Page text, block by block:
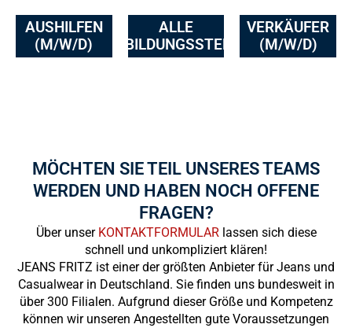
AUSHILFEN
(M/W/D)
ALLE
AUSBILDUNGSSTELLEN
VERKÄUFER
(M/W/D)
MÖCHTEN SIE TEIL UNSERES TEAMS
WERDEN UND HABEN NOCH OFFENE
FRAGEN?
Über unser KONTAKTFORMULARlassen sich diese
schnell und unkompliziert klären!
JEANS FRITZ ist einer der größten Anbieter für Jeans und
Casualwear in Deutschland. Sie finden uns bundesweit in
über 300 Filialen. Aufgrund dieser Größe und Kompetenz
können wir unseren Angestellten gute Voraussetzungen